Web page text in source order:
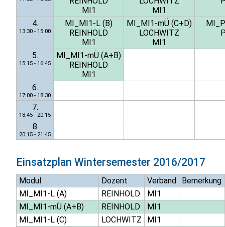
MI1
MI1
4.
13:30 - 15:00
MI_MI1-L (B)
REINHOLD
MI1
MI_MI1-mÜ (C+D)
LOCHWITZ
MI1
5.
15:15 - 16:45
MI_MI1-mÜ (A+B)
REINHOLD
MI1
6.
17:00 - 18:30
7.
18:45 - 20:15
8
20:15 - 21:45
Einsatzplan Wintersemester 2016/2017
Modul Dozent Verband
Bemerkung
MI_MI1-L (A)
REINHOLD
MI1
MI_MI1-mÜ (A+B)
REINHOLD
MI1
MI_MI1-L (C)
LOCHWITZ
MI1